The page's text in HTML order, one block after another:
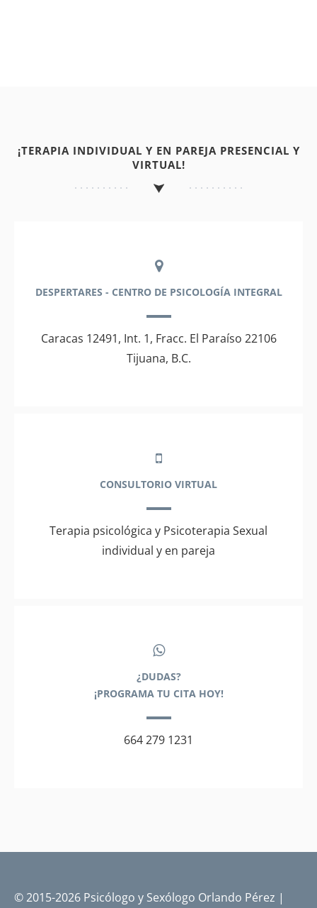
¡TERAPIA INDIVIDUAL Y EN PAREJA PRESENCIAL Y
VIRTUAL!
DESPERTARES - CENTRO DE PSICOLOGÍA INTEGRAL
Caracas 12491, Int. 1, Fracc. El Paraíso 22106
Tijuana, B.C.
CONSULTORIO VIRTUAL
Terapia psicológica y Psicoterapia Sexual
individual y en pareja
¿DUDAS?
¡PROGRAMA TU CITA HOY!
664 279 1231
© 2015-2026 Psicólogo y Sexólogo Orlando Pérez |